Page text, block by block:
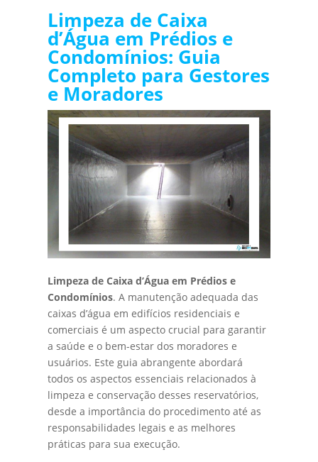
Limpeza de Caixa
d’Água em Prédios e
Condomínios: Guia
Completo para Gestores
e Moradores
Limpeza de Caixa d’Água em Prédios e
Condomínios. A manutenção adequada das
caixas d’água em edifícios residenciais e
comerciais é um aspecto crucial para garantir
a saúde e o bem-estar dos moradores e
usuários. Este guia abrangente abordará
todos os aspectos essenciais relacionados à
limpeza e conservação desses reservatórios,
desde a importância do procedimento até as
responsabilidades legais e as melhores
práticas para sua execução.